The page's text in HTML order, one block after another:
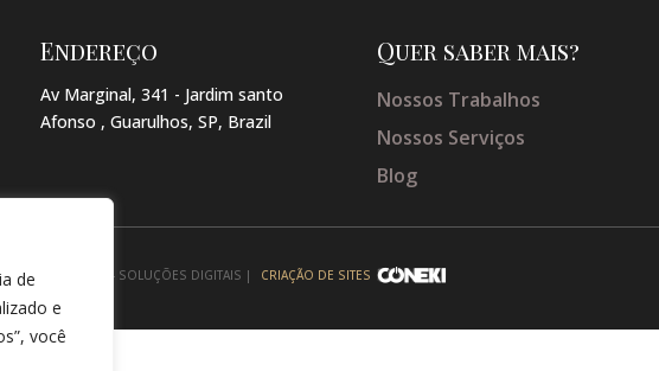
de
e
você
Endereço
Av Marginal, 341 - Jardim santo
Afonso , Guarulhos, SP, Brazil
Quer saber mais?
Nossos Trabalhos
Nossos Serviços
Blog
→ POR: CONEKI - SOLUÇÕES DIGITAIS | CRIAÇÃO DE SITES